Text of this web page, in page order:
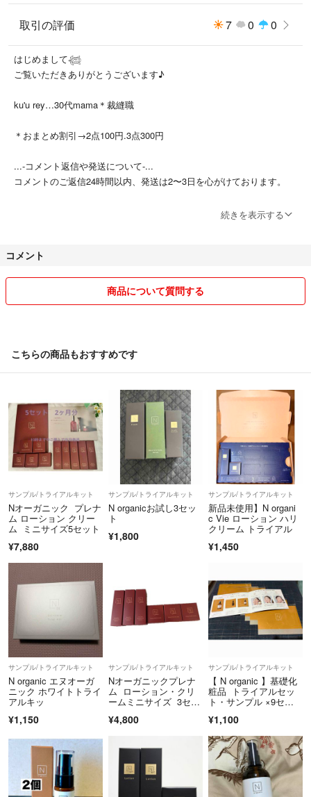
#サンプルセット
#リンクルパックエッセンス
#目元ケア
取引の評価 7 0 0
はじめまして𓆉
ご覧いただきありがとうございます♪
ku'u rey…30代mama＊裁縫職
＊おまとめ割引→2点100円.3点300円
...-コメント返信や発送について-...
コメントのご返信24時間以内、発送は2〜3日を心がけております。
クローゼットに保管しております。
しっかりと検品はしておりますが、見逃してしまう場合があるかもしれ
...-中古品について-...
ご理解いただけますと幸いです。
その他気になる点や、状態の確認など
なんなりとご相談コメントください♪𓇼
続きを表示する
コメント
商品について質問する
こちらの商品もおすすめです
サンプル/トライアルキット
Nオーガニック プレナ
ム ローション クリー
ム ミニサイズ5セット
¥7,880
サンプル/トライアルキット
N organicお試し3セッ
ト
¥1,800
サンプル/トライアルキット
新品未使用】N organi
c Vie ローション ハリ
クリーム トライアル
¥1,450
サンプル/トライアルキット
N organic エヌオーガ
ニック ホワイトトライ
アルキッ
¥1,150
サンプル/トライアルキット
Nオーガニックプレナ
ム ローション・クリ
ームミニサイズ 3セッ
¥4,800
サンプル/トライアルキット
【 N organic 】基礎化
粧品 トライアルセッ
ト・サンプル ×9セッ
¥1,100